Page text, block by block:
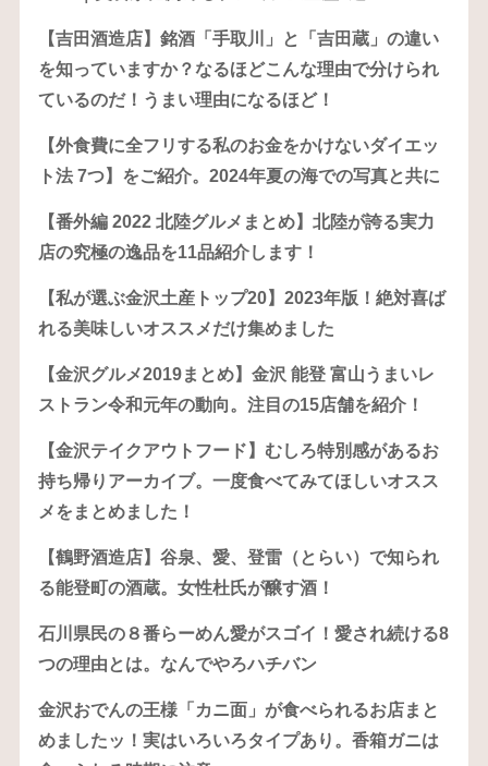
【吉田酒造店】銘酒「手取川」と「吉田蔵」の違い
を知っていますか？なるほどこんな理由で分けられ
ているのだ！うまい理由になるほど！
【外食費に全フリする私のお金をかけないダイエッ
ト法 7つ】をご紹介。2024年夏の海での写真と共に
【番外編 2022 北陸グルメまとめ】北陸が誇る実力
店の究極の逸品を11品紹介します！
【私が選ぶ金沢土産トップ20】2023年版！絶対喜ば
れる美味しいオススメだけ集めました
【金沢グルメ2019まとめ】金沢 能登 富山うまいレ
ストラン令和元年の動向。注目の15店舗を紹介！
【金沢テイクアウトフード】むしろ特別感があるお
持ち帰りアーカイブ。一度食べてみてほしいオスス
メをまとめました！
【鶴野酒造店】谷泉、愛、登雷（とらい）で知られ
る能登町の酒蔵。女性杜氏が醸す酒！
石川県民の８番らーめん愛がスゴイ！愛され続ける8
つの理由とは。なんでやろハチバン
金沢おでんの王様「カニ面」が食べられるお店まと
めましたッ！実はいろいろタイプあり。香箱ガニは